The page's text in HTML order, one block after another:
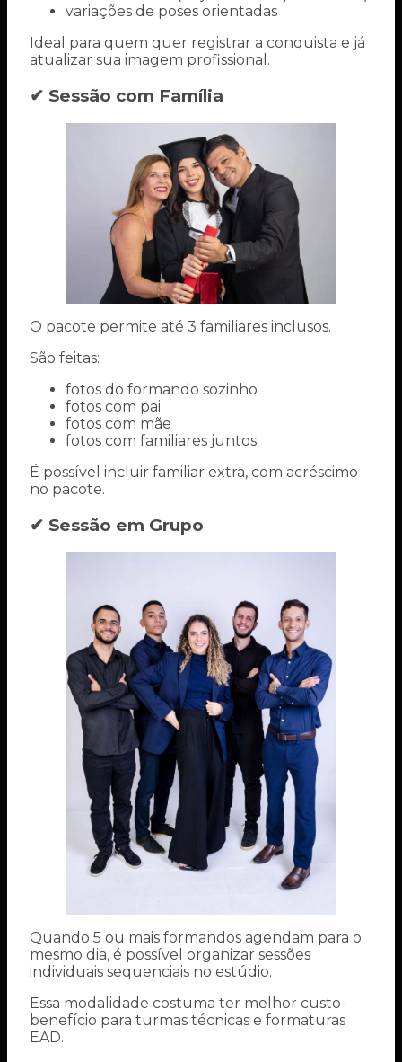
variações de poses orientadas
Ideal para quem quer registrar a conquista e já
atualizar sua imagem profissional.
✔ Sessão com Família
O pacote permite até 3 familiares inclusos.
São feitas:
fotos do formando sozinho
fotos com pai
fotos com mãe
fotos com familiares juntos
É possível incluir familiar extra, com acréscimo
no pacote.
✔ Sessão em Grupo
Quando 5 ou mais formandos agendam para o
mesmo dia, é possível organizar sessões
individuais sequenciais no estúdio.
Essa modalidade costuma ter melhor custo-
benefício para turmas técnicas e formaturas
EAD.